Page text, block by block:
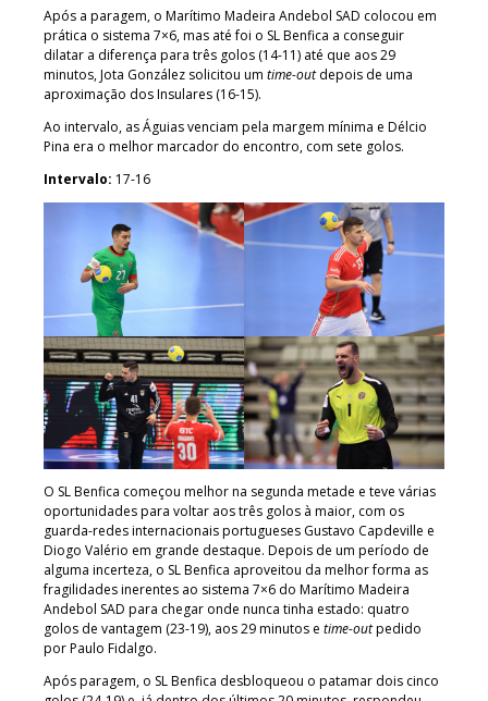
Após a paragem, o Marítimo Madeira Andebol SAD colocou em
prática o sistema 7×6, mas até foi o SL Benfica a conseguir
dilatar a diferença para três golos (14-11) até que aos 29
minutos, Jota González solicitou um time-outdepois de uma
aproximação dos Insulares (16-15).
Ao intervalo, as Águias venciam pela margem mínima e Délcio
Pina era o melhor marcador do encontro, com sete golos.
Intervalo: 17-16
O SL Benfica começou melhor na segunda metade e teve várias
oportunidades para voltar aos três golos à maior, com os
guarda-redes internacionais portugueses Gustavo Capdeville e
Diogo Valério em grande destaque. Depois de um período de
alguma incerteza, o SL Benfica aproveitou da melhor forma as
fragilidades inerentes ao sistema 7×6 do Marítimo Madeira
Andebol SAD para chegar onde nunca tinha estado: quatro
golos de vantagem (23-19), aos 29 minutos e time-outpedido
por Paulo Fidalgo.
Após paragem, o SL Benfica desbloqueou o patamar dois cinco